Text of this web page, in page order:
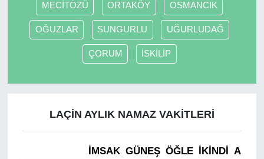
MECİTÖZÜ ORTAKÖY OSMANCIK
OĞUZLAR SUNGURLU UĞURLUDAĞ
ÇORUM İSKİLİP
LAÇİN AYLIK NAMAZ VAKITLERI
İMSAK GÜNEŞ ÖĞLE İKINDI